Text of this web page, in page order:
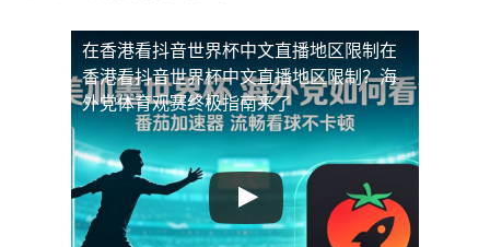
在香港看抖音世界杯中文直播地区限制 在
香港看抖音世界杯中文直播地区限制？海
外党体育观赛终极指南来了